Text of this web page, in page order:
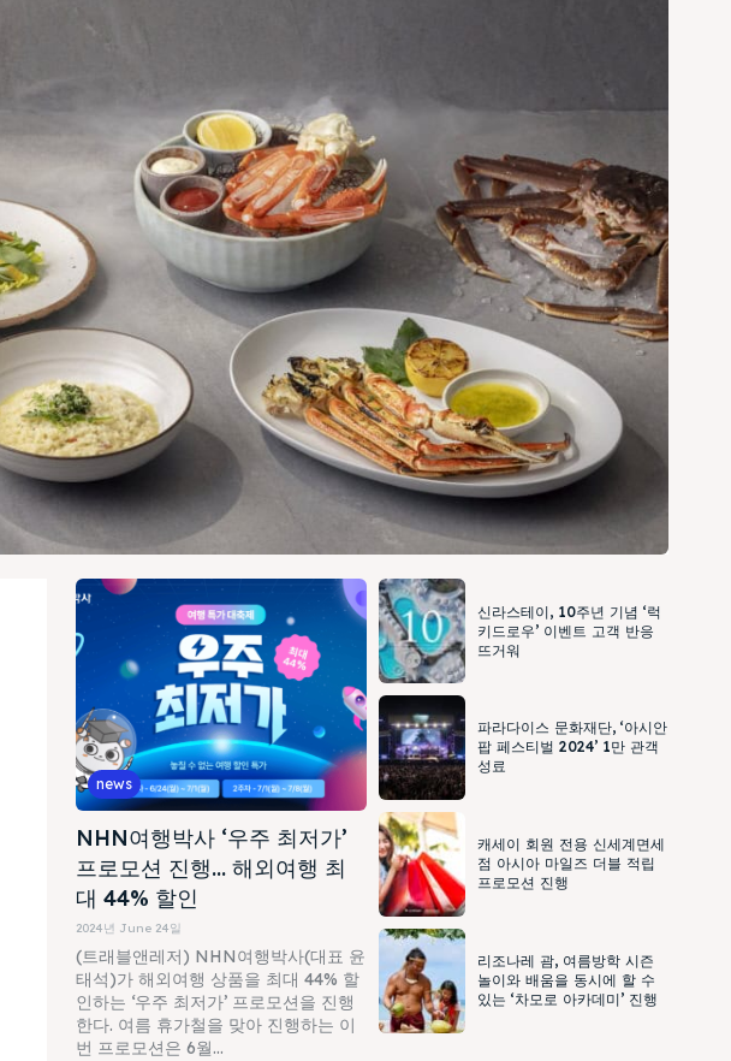
news
NHN여행박사 ‘우주 최저가’
프로모션 진행… 해외여행 최
대 44% 할인
2024년 June 24일
(트래블앤레저) NHN여행박사(대표 윤
태석)가 해외여행 상품을 최대 44% 할
인하는 ‘우주 최저가’ 프로모션을 진행
한다. 여름 휴가철을 맞아 진행하는 이
번 프로모션은 6월...
신라스테이, 10주년 기념 ‘럭
키드로우’ 이벤트 고객 반응
뜨거워
파라다이스 문화재단, ‘아시안
팝 페스티벌 2024’ 1만 관객
성료
캐세이 회원 전용 신세계면세
점 아시아 마일즈 더블 적립
프로모션 진행
리조나레 괌, 여름방학 시즌
놀이와 배움을 동시에 할 수
있는 ‘차모로 아카데미’ 진행